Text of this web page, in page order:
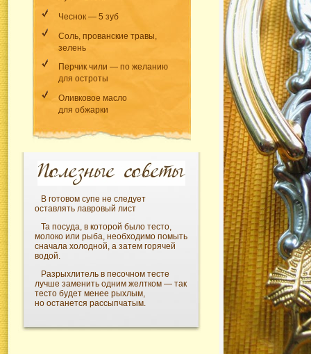
Чеснок — 5 зуб
Соль, прованские травы,
зелень
Перчик чили — по желанию
для остроты
Оливковое масло
для обжарки
В готовом супе не следует
оставлять лавровый лист
Та посуда, в которой было тесто,
молоко или рыба, необходимо помыть
сначала холодной, а затем горячей
водой.
Разрыхлитель в песочном тесте
лучше заменить одним желтком — так
тесто будет менее рыхлым,
но останется рассыпчатым.